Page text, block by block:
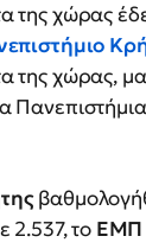
της χώρας
της χώρας,
2.537, το ΕΜΠ